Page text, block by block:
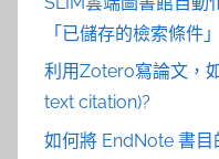
「已儲存的檢索條件」
利用Zotero寫論文，
text citation)?
如何將 EndNote 書